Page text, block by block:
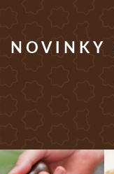
NOVINKY